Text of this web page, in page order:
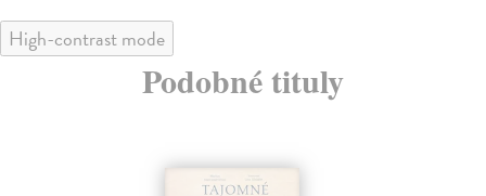
High-contrast mode
Podobné tituly